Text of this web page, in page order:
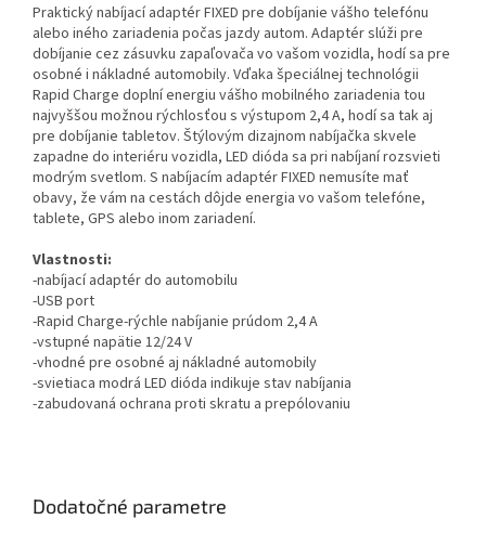
Praktický nabíjací adaptér FIXED pre dobíjanie vášho telefónu
alebo iného zariadenia počas jazdy autom. Adaptér slúži pre
dobíjanie cez zásuvku zapaľovača vo vašom vozidla, hodí sa pre
osobné i nákladné automobily. Vďaka špeciálnej technológii
Rapid Charge doplní energiu vášho mobilného zariadenia tou
najvyššou možnou rýchlosťou s výstupom 2,4 A, hodí sa tak aj
pre dobíjanie tabletov. Štýlovým dizajnom nabíjačka skvele
zapadne do interiéru vozidla, LED dióda sa pri nabíjaní rozsvieti
modrým svetlom. S nabíjacím adaptér FIXED nemusíte mať
obavy, že vám na cestách dôjde energia vo vašom telefóne,
tablete, GPS alebo inom zariadení.
Vlastnosti:
-nabíjací adaptér do automobilu
-USB port
-Rapid Charge-rýchle nabíjanie prúdom 2,4 A
-vstupné napätie 12/24 V
-vhodné pre osobné aj nákladné automobily
-svietiaca modrá LED dióda indikuje stav nabíjania
-zabudovaná ochrana proti skratu a prepólovaniu
Dodatočné parametre